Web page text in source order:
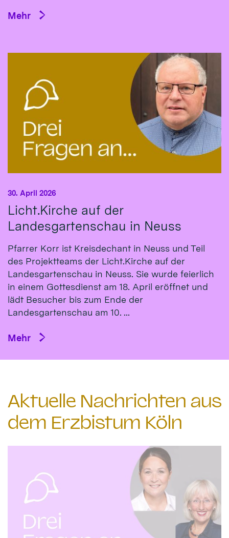
Mehr
Licht.Kirche auf der
Landesgartenschau in Neuss
30. April 2026
Pfarrer Korr ist Kreisdechant in Neuss und Teil
des Projektteams der Licht.Kirche auf der
Landesgartenschau in Neuss. Sie wurde feierlich
in einem Gottesdienst am 18. April eröffnet und
lädt Besucher bis zum Ende der
Landesgartenschau am 10. ...
Mehr
Aktuelle Nachrichten aus
dem Erzbistum Köln